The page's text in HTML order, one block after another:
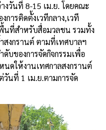
งวันที่ 8-15 เม.ย. โดยคณะ
ารติดตั้งเวทีกลาง,เวที
นที่สำหรับสื่อมวลชน รวมทั้ง
สงกรานต์ ตามที่เทศบาลฯ
ดับของการจัดกิจกรรมเพื่อ
ดให้งานเทศกาลสงกรานต์
นที่ 1 เม.ย.ตามการจัด